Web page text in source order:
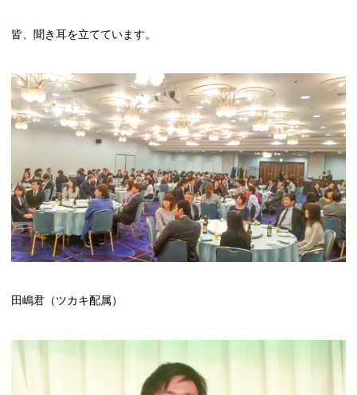
皆、聞き耳を立てています。
田嶋君（ツカキ配属）